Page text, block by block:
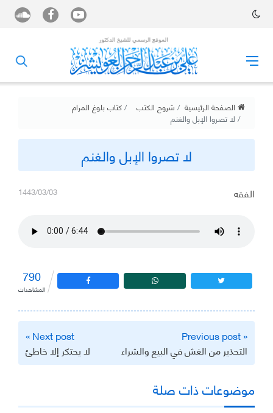
الصفحة الرئيسية شروح الكتب كتاب بلوغ المرام
لا تصروا الإبل والغنم
لا تصروا الإبل والغنم
1443/03/03 الفقه
790
المشاهدات
تصفّح
المقالات
« Previous post
التحذير من الغش في البيع والشراء
Next post »
لا يحتكر إلا خاطئ
موضوعات ذات صلة